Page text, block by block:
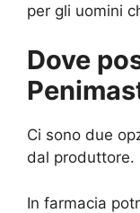
per gli uomini
Dove
Ci sono due
dal produttore.
In farmacia